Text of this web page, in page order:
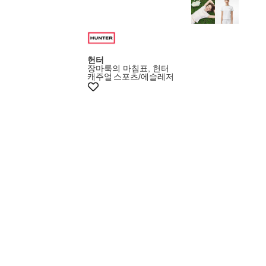
헌터
장마룩의 마침표, 헌터
캐주얼 스포츠/에슬레저